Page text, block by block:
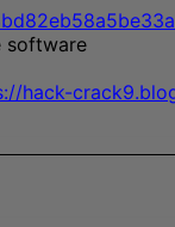
software
hack-